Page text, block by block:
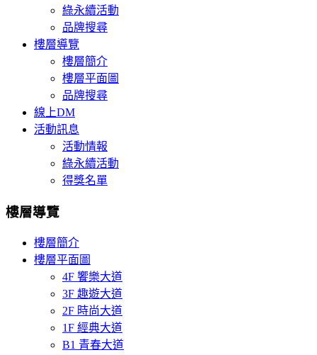
綠永續活動
品牌搜尋
樓層導覽
樓層簡介
樓層平面圖
品牌搜尋
線上DM
活動訊息
活動情報
綠永續活動
得獎名單
樓層導覽
樓層簡介
樓層平面圖
4F 饗樂大道
3F 趣遊大道
2F 時尚大道
1F 經典大道
B1 青春大道